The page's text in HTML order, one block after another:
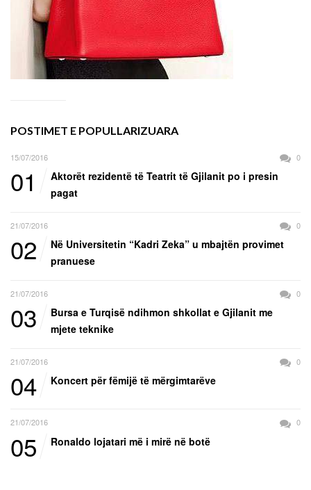
POSTIMET E POPULLARIZUARA
15/07/2016 0
01
Aktorët rezidentë të Teatrit të Gjilanit po i presin
pagat
21/07/2016 0
02
Në Universitetin “Kadri Zeka” u mbajtën provimet
pranuese
21/07/2016 0
03
Bursa e Turqisë ndihmon shkollat e Gjilanit me
mjete teknike
21/07/2016 0
04 Koncert për fëmijë të mërgimtarëve
21/07/2016 0
05 Ronaldo lojatari më i mirë në botë